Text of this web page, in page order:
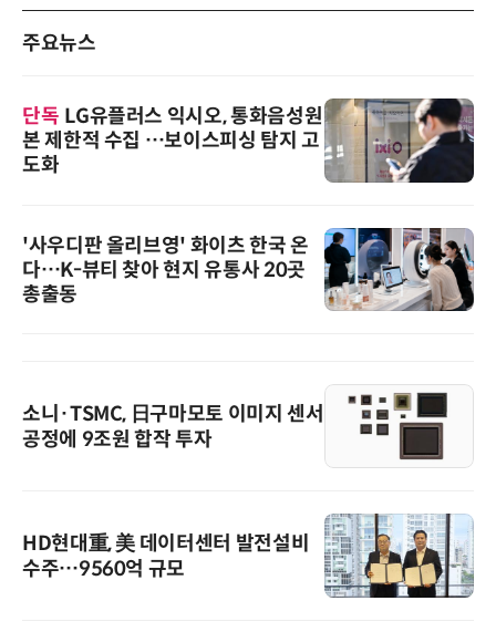
주요뉴스
단독 LG유플러스 익시오, 통화음성원
본 제한적 수집 …보이스피싱 탐지 고
도화
'사우디판 올리브영' 화이츠 한국 온
다…K-뷰티 찾아 현지 유통사 20곳
총출동
소니·TSMC, 日구마모토 이미지 센서
공정에 9조원 합작 투자
HD현대重, 美 데이터센터 발전설비
수주…9560억 규모